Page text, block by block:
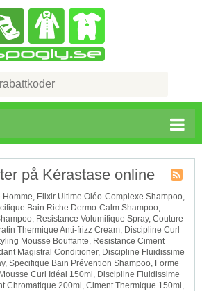
Tagg
RSS
på Kérastase online
Homme, Elixir Ultime Oléo-Complexe Shampoo,
Bain Riche Dermo-Calm Shampoo,
Resistance Volumifique Spray, Couture
Thermique Anti-frizz Cream, Discipline Curl
Mousse Bouffante, Resistance Ciment
Magistral Conditioner, Discipline Fluidissime
Specifique Bain Prévention Shampoo, Forme
Curl Idéal 150ml, Discipline Fluidissime
Chromatique 200ml, Ciment Thermique 150ml,